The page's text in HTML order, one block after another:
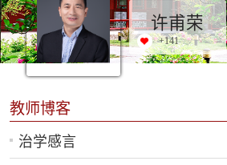
许甫荣
+141
教师博客
治学感言